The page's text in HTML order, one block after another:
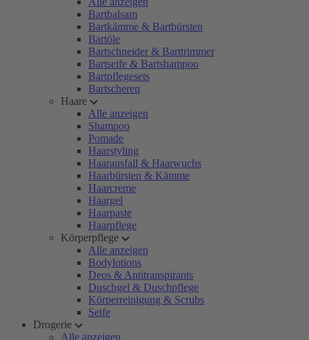
Bartbalsam
Bartkämme & Bartbürsten
Bartöle
Bartschneider & Barttrimmer
Bartseife & Bartshampoo
Bartpflegesets
Bartscheren
Haare
Alle anzeigen
Shampoo
Pomade
Haarstyling
Haarausfall & Haarwuchs
Haarbürsten & Kämme
Haarcreme
Haargel
Haarpaste
Haarpflege
Körperpflege
Alle anzeigen
Bodylotions
Deos & Antitranspirants
Duschgel & Duschpflege
Körperreinigung & Scrubs
Seife
Drogerie
Alle anzeigen